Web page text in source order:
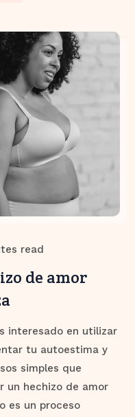
read
de amor
interesado en utilizar
tu autoestima y
simples que
un hechizo de amor
es un proceso